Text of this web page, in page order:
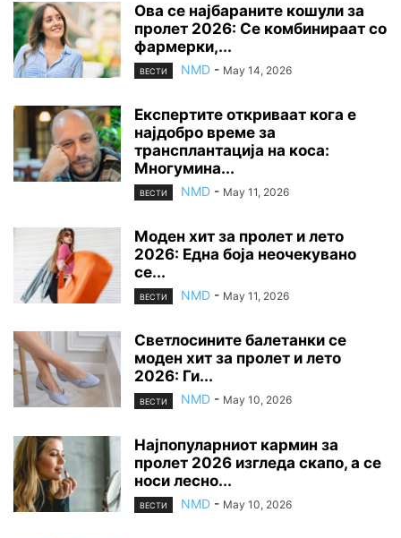
Ова се најбараните кошули за
пролет 2026: Се комбинираат со
фармерки,...
ВЕСТИ NMD - May 14, 2026
Експертите откриваат кога е
најдобро време за
трансплантација на коса:
Многумина...
ВЕСТИ NMD - May 11, 2026
Моден хит за пролет и лето
2026: Една боја неочекувано
се...
ВЕСТИ NMD - May 11, 2026
Светлосините балетанки се
моден хит за пролет и лето
2026: Ги...
ВЕСТИ NMD - May 10, 2026
Најпопуларниот кармин за
пролет 2026 изгледа скапо, а се
носи лесно...
ВЕСТИ NMD - May 10, 2026